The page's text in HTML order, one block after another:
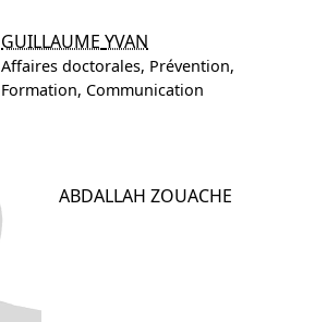
GUILLAUME YVAN
Affaires doctorales, Prévention,
Formation, Communication
ABDALLAH ZOUACHE